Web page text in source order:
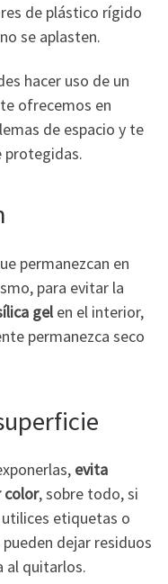
de plástico rígido
se aplasten.
hacer uso de un
ofrecemos en
de espacio y te
protegidas.
permanezcan en
para evitar la
gel en el interior,
permanezca seco
evita
color, sobre todo, si
etiquetas o
dejar residuos
al quitarlos.